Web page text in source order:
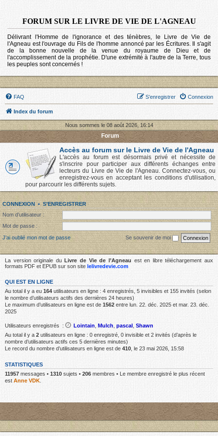
FORUM SUR LE LIVRE DE VIE DE L'AGNEAU
Délivrant l'Homme de l'ignorance et des ténèbres, le Livre de Vie de
l'Agneau est l'ouvrage du Fils de l'homme annoncé par les Écritures. Il s'agit
de la bonne nouvelle de la venue du royaume de Dieu et de
l'accomplissement de la prophétie. D'une extrémité à l'autre de la Terre, tous
les peuples sont concernés !
FAQ Connexion
S’enregistrer
Index du forum
Nous sommes le 08 août 2026, 16:14
Forum
Accès au forum sur le Livre de Vie de l'Agneau
L'accès au forum est désormais privé et nécessite de
s'inscrire pour participer aux différents échanges entre
lecteurs du Livre de Vie de l'Agneau. Connectez-vous, ou
enregistrez-vous en acceptant les conditions d'utilisation,
pour parcourir les différents sujets.
CONNEXION•S’ENREGISTRER
Nom d’utilisateur :
Mot de passe :
J’ai oublié mon mot de passe
Se souvenir de moi
La version originale duLivre de Vie de l’Agneau est en libre téléchargement aux
formats PDF et EPUB sur son site lelivredevie.com
QUI EST EN LIGNE
Au total il y a eu 164 utilisateurs en ligne : 4 enregistrés, 5 invisibles et 155 invités (selon
le nombre d’utilisateurs actifs des dernières 24 heures)
Le maximum d’utilisateurs en ligne est de 1562 entre lun. 22. déc. 2025 et mar. 23. déc.
2025
Utilisateurs enregistrés : Lointain Mulch pascal Shawn
Au total il y a 2 utilisateurs en ligne : 0 enregistré, 0 invisible et 2 invités (d’après le
nombre d’utilisateurs actifs ces 5 dernières minutes)
Le record du nombre d’utilisateurs en ligne est de 410 , le 23 mai 2026, 15:58
STATISTIQUES
11957 messages • 1310 sujets • 206 membres • Le membre enregistré le plus récent
est Anne VDK